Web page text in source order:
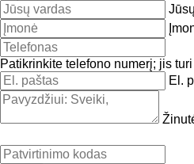
Patikrinkite telefono numerį; jis
El.